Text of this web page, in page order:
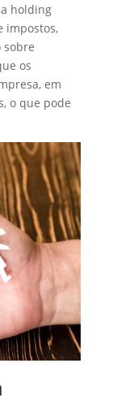
holding
impostos,
sobre
os
em
o que pode